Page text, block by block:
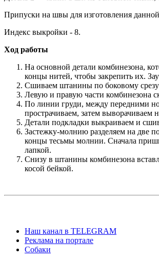
Припуски на швы для изготовления
Индекс выкройки - 8.
Ход работы
На основной детали комбинезона,
концы нитей, чтобы закрепить их.
Сшиваем штанины по боковому
Левую и правую части комбинезона
По линии груди, между передними
прострачиваем, затем выворачиваем
Детали подкладки выкраиваем и
Застежку-молнию разделяем на две
концы тесьмы молнии. Сначала
лапкой.
Снизу в штанины комбинезона
косой бейкой.
Наш канал в TELEGRAM
Реклама на портале
Собаки